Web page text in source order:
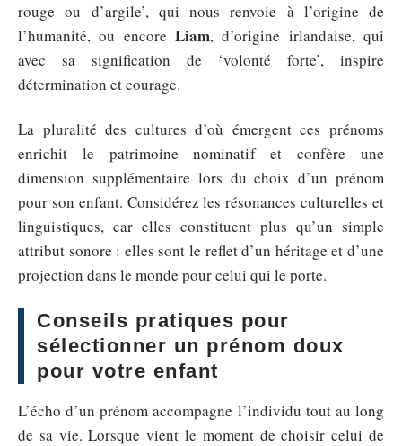
rouge ou d’argile’, qui nous renvoie à l’origine de
l’humanité, ou encore Liam, d’origine irlandaise, qui
avec sa signification de ‘volonté forte’, inspire
détermination et courage.
La pluralité des cultures d’où émergent ces prénoms
enrichit le patrimoine nominatif et confère une
dimension supplémentaire lors du choix d’un prénom
pour son enfant. Considérez les résonances culturelles et
linguistiques, car elles constituent plus qu’un simple
attribut sonore : elles sont le reflet d’un héritage et d’une
projection dans le monde pour celui qui le porte.
Conseils pratiques pour
sélectionner un prénom doux
pour votre enfant
L’écho d’un prénom accompagne l’individu tout au long
de sa vie. Lorsque vient le moment de choisir celui de